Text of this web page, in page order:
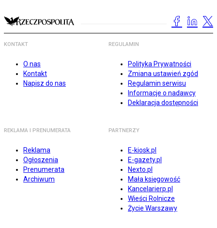
KONTAKT
O nas
Kontakt
Napisz do nas
REGULAMIN
Polityka Prywatności
Zmiana ustawień zgód
Regulamin serwisu
Informacje o nadawcy
Deklaracja dostępności
REKLAMA I PRENUMERATA
Reklama
Ogłoszenia
Prenumerata
Archiwum
PARTNERZY
E-kiosk.pl
E-gazety.pl
Nexto.pl
Mała księgowość
Kancelarierp.pl
Wieści Rolnicze
Życie Warszawy